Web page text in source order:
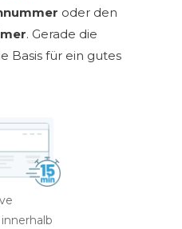
oder den
. Gerade die
Basis für ein gutes